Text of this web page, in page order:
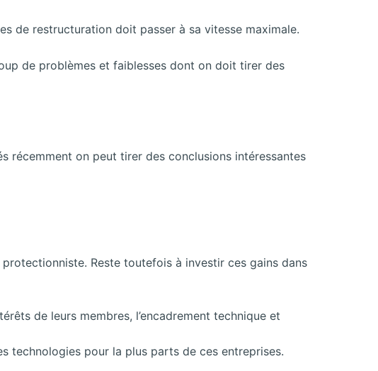
de restructuration doit passer à sa vitesse maximale.
de problèmes et faiblesses dont on doit tirer des
récemment on peut tirer des conclusions intéressantes
protectionniste. Reste toutefois à investir ces gains dans
de leurs membres, l’encadrement technique et
technologies pour la plus parts de ces entreprises.